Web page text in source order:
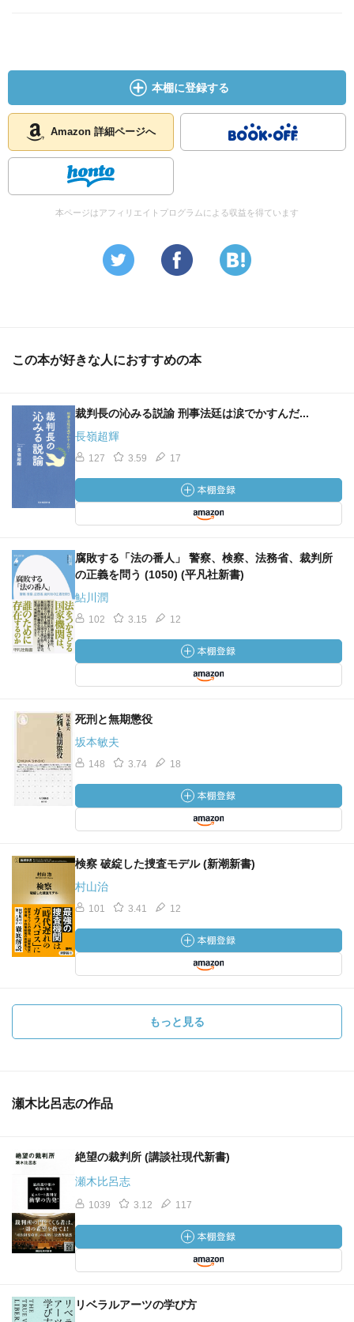
本棚に登録する
Amazon 詳細ページへ
本ページはアフィリエイトプログラムによる収益を得ています
この本が好きな人におすすめの本
裁判長の沁みる説諭 刑事法廷は涙でかすんだ...
長嶺超輝
127 3.59 17
腐敗する「法の番人」 警察、検察、法務省、裁判所
の正義を問う (1050) (平凡社新書)
鮎川潤
102 3.15 12
死刑と無期懲役
坂本敏夫
148 3.74 18
検察 破綻した捜査モデル (新潮新書)
村山治
101 3.41 12
もっと見る
瀬木比呂志の作品
絶望の裁判所 (講談社現代新書)
瀬木比呂志
1039 3.12 117
リベラルアーツの学び方